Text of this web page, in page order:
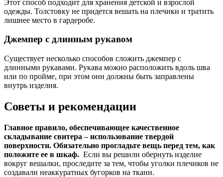
Этот способ подходит для хранения детской и взрослой
одежды. Толстовку не придется вешать на плечики и тратить
лишнее место в гардеробе.
Джемпер с длинным рукавом
Существует несколько способов сложить джемпер с
длинными рукавами. Рукава можно расположить вдоль шва
или по пройме, при этом они должны быть заправлены
внутрь изделия.
Советы и рекомендации
Главное правило, обеспечивающее качественное
складывание свитера – использование твердой
поверхности. Обязательно прогладьте вещь перед тем, как
положите ее в шкаф. Если вы решили обернуть изделие
вокруг вешалки, проследите за тем, чтобы уголки плечиков не
создавали неаккуратных бугорков на ткани.